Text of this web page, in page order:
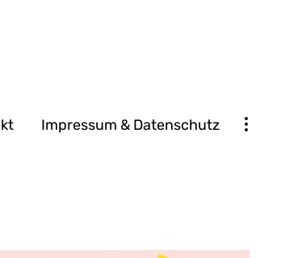
Impressum & Datenschutz